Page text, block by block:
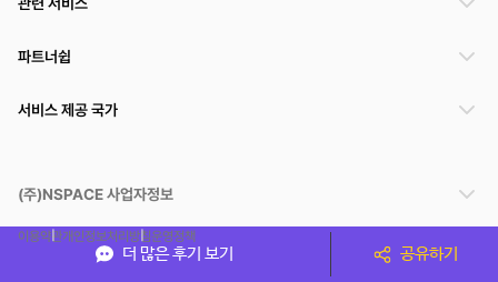
더 많은 후기 보기 공유하기
파트너쉽
서비스 제공 국가
(주)NSPACE 사업자정보
이용약관개인정보처리방침운영정책
스페이스클라우드는 통신판매중개자이며 통신판매의 당사자가 아닙니다. 따라서 스페이스클